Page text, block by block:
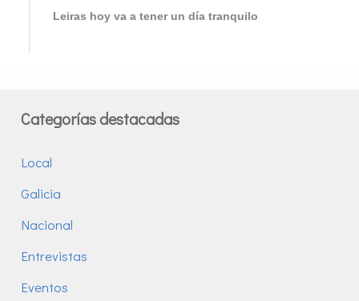
Leiras hoy va a tener un día tranquilo
Categorías destacadas
Local
Galicia
Nacional
Entrevistas
Eventos